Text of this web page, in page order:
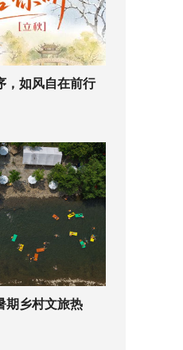
，如风自在前行
期乡村文旅热